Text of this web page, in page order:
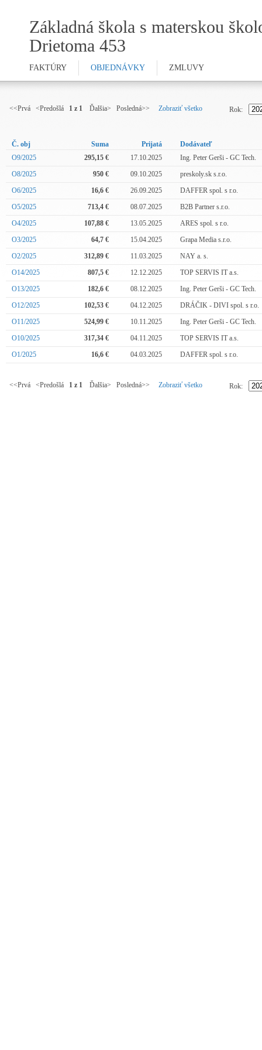
Základná škola s materskou
Drietoma 453
FAKTÚRY OBJEDNÁVKY ZMLUVY
<<Prvá <Predošlá 1 z 1 Ďalšia> Posledná>> Zobraziť všetko Rok:
Č. obj Suma Prijatá
Dodávateľ
O9/2025
295,15 € 17.10.2025
Ing. Peter Gerši - GC Tech.
O8/2025
950 € 09.10.2025
preskoly.sk s.r.o.
O6/2025
16,6 € 26.09.2025
DAFFER spol. s r.o.
O5/2025
713,4 € 08.07.2025
B2B Partner s.r.o.
O4/2025
107,88 € 13.05.2025
ARES spol. s r.o.
O3/2025
64,7 € 15.04.2025
Grapa Media s.r.o.
O2/2025
312,89 € 11.03.2025
NAY a. s.
O14/2025
807,5 € 12.12.2025
TOP SERVIS IT a.s.
O13/2025
182,6 € 08.12.2025
Ing. Peter Gerši - GC Tech.
O12/2025
102,53 € 04.12.2025
DRÁČIK - DIVI spol. s r.o.
O11/2025
524,99 € 10.11.2025
Ing. Peter Gerši - GC Tech.
O10/2025
317,34 € 04.11.2025
TOP SERVIS IT a.s.
O1/2025
16,6 € 04.03.2025 DAFFER spol. s r.o.
<<Prvá <Predošlá 1 z 1 Ďalšia> Posledná>> Zobraziť všetko Rok: